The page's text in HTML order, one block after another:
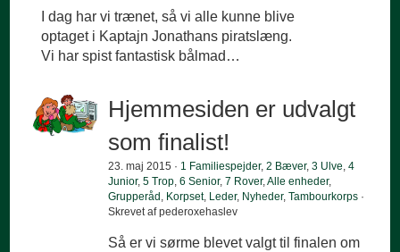
I dag har vi trænet, så vi alle kunne blive
optaget i Kaptajn Jonathans piratslæng.
Vi har spist fantastisk bålmad…
Hjemmesiden er udvalgt
som finalist!
23. maj 2015 · 1 Familiespejder,2 Bæver,3 Ulve,4
Junior,5 Trop,6 Senior,7 Rover,Alle enheder,
Grupperåd , Korpset, Leder, Nyheder,Tambourkorps ·
Skrevet af pederoxehaslev
Så er vi sørme blevet valgt til finalen om